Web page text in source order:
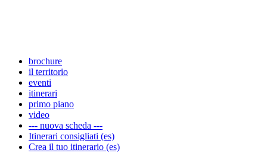
brochure
il territorio
eventi
itinerari
primo piano
video
--- nuova scheda ---
Itinerari consigliati (es)
Crea il tuo itinerario (es)